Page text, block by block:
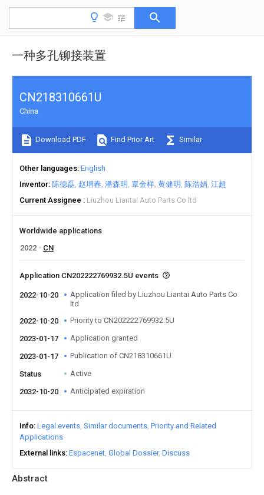
一种多孔铆接装置
Abstract
CN218310661U
China
Download PDF Find Prior Art Similar
Other languages English
Inventor 陈德磊 赵增春 潘森明 覃金样 黄健明 陈浩娟 江超
Current Assignee
Liuzhou Liantai Auto Parts Co ltd
Worldwide applications
2022
CN
Application CN202222769932.5U events
2022-10-20
Application filed by Liuzhou Liantai Auto Parts Co
ltd
2022-10-20
Priority to CN202222769932.5U
2023-01-17 Application granted
2023-01-17 Publication of CN218310661U
Status Active
2032-10-20 Anticipated expiration
Info Legal events Similar documents Priority and Related
Applications
External links Espacenet Global Dossier Discuss